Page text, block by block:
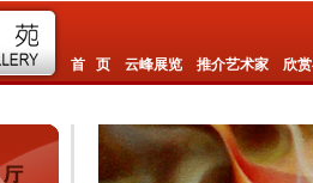
首 页 云峰展览 推介艺术家 欣